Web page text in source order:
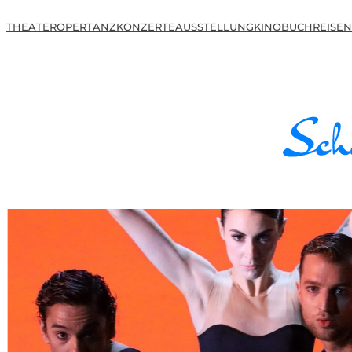
THEATEROPERTANZKONZERTEAUSSTELLUNGKINOBUCHREISEN